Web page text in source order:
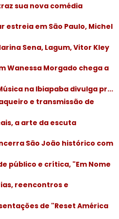
sua nova comédia
estreia em São Paulo, Michel
Sena, Lagum, Vitor Kley
Wanessa Morgado chega a
na Ibiapaba divulga pr...
e transmissão de
a arte da escuta
São João histórico com
público e crítica, "Em Nome
reencontros e
de "Reset América